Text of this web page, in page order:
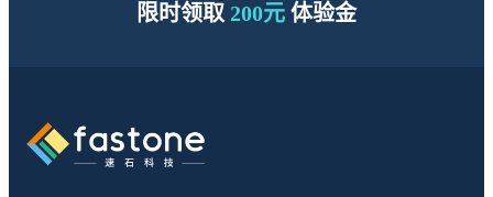
限时领取 200元 体验金